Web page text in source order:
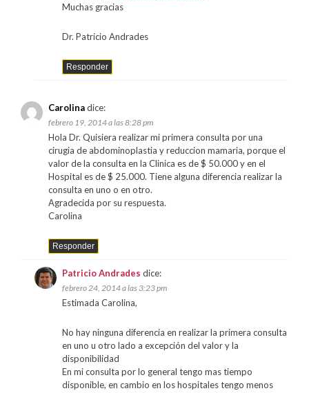
Muchas gracias
Dr. Patricio Andrades
Responder
Carolinadice:
febrero 19, 2014 a las 8:28 pm
Hola Dr. Quisiera realizar mi primera consulta por una
cirugia de abdominoplastia y reduccion mamaria, porque el
valor de la consulta en la Clinica es de $ 50.000 y en el
Hospital es de $ 25.000. Tiene alguna diferencia realizar la
consulta en uno o en otro.
Agradecida por su respuesta.
Carolina
Responder
Patricio Andrades dice:
febrero 24, 2014 a las 3:23 pm
Estimada Carolina,
No hay ninguna diferencia en realizar la primera consulta
en uno u otro lado a excepción del valor y la
disponibilidad
En mi consulta por lo general tengo mas tiempo
disponible, en cambio en los hospitales tengo menos